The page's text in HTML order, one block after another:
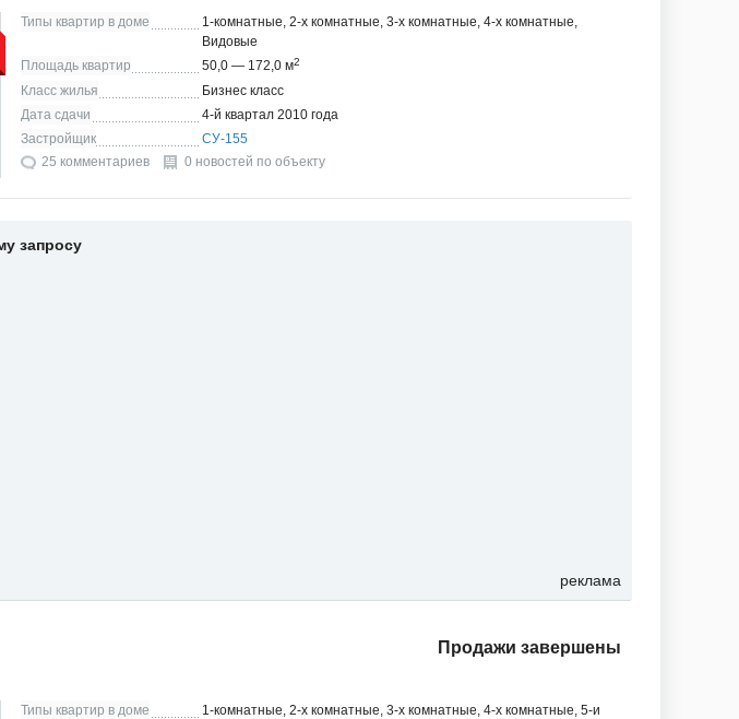
Типы квартир в доме
1-комнатные, 2-х комнатные, 3-х комнатные, 4-х комнатные,
Видовые
Площадь квартир
50,0 — 172,0 м2
Класс жилья
Бизнес класс
Дата сдачи
4-й квартал 2010 года
Застройщик
СУ-155
25 комментариев
0 новостей по объекту
запросу
реклама
Продажи завершены
Типы квартир в доме
1-комнатные, 2-х комнатные, 3-х комнатные, 4-х комнатные, 5-и